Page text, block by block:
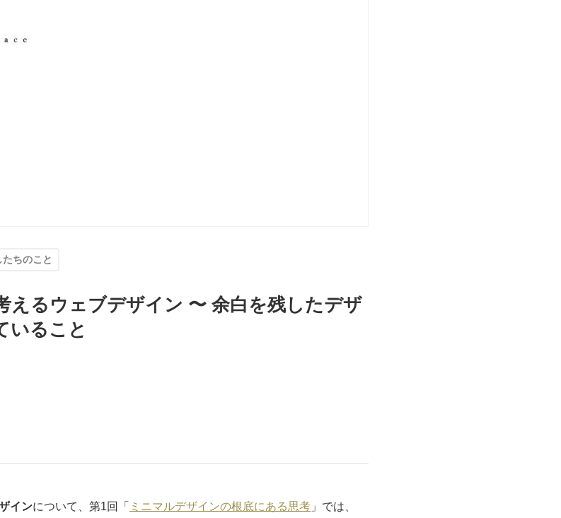
たちのこと
るウェブデザイン 〜 余白を残したデザ
いること
インについて、第1回「 ミニマルデザインの根底にある思考 」では、